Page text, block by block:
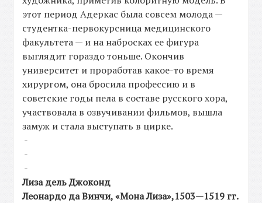
этот период Адеркас была совсем молода —
студентка-первокурсница медицинского
факультета — и на набросках ее фигура
выглядит гораздо тоньше. Окончив
университет и проработав какое-то время
хирургом, она бросила профессию и в
советские годы пела в составе русского хора,
участвовала в озвучивании фильмов, вышла
замуж и стала выступать в цирке.
-
-
-
Лиза дель Джоконд
Леонардо да Винчи, «Мона Лиза»,1503—1519 гг.